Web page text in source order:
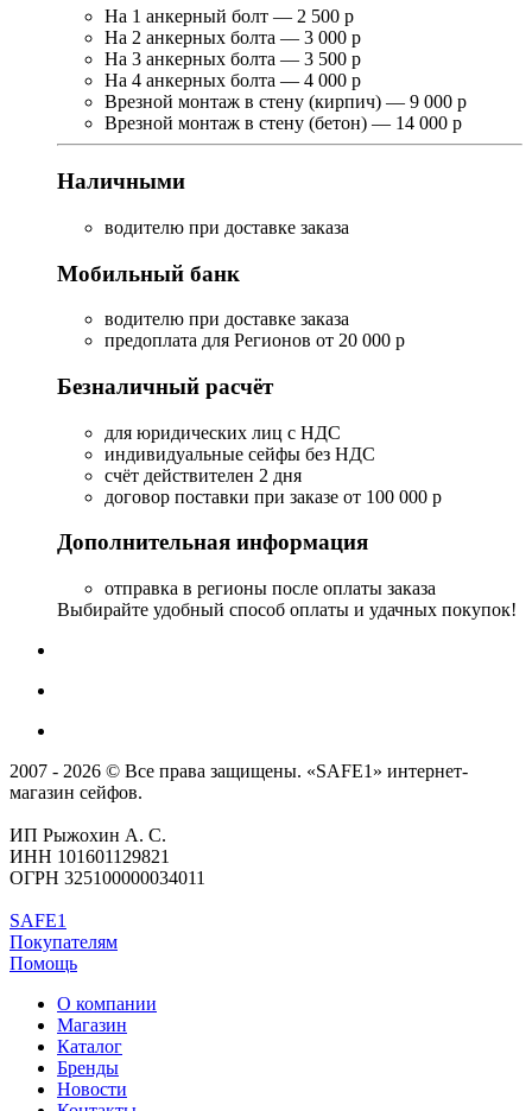
На 1 анкерный болт — 2 500 р
На 2 анкерных болта — 3 000 р
На 3 анкерных болта — 3 500 р
На 4 анкерных болта — 4 000 р
Врезной монтаж в стену (кирпич) — 9 000 р
Врезной монтаж в стену (бетон) — 14 000 р
Наличными
водителю при доставке заказа
Мобильный банк
водителю при доставке заказа
предоплата для Регионов от 20 000 р
Безналичный расчёт
для юридических лиц с НДС
индивидуальные сейфы без НДС
счёт действителен 2 дня
договор поставки при заказе от 100 000 р
Дополнительная информация
отправка в регионы после оплаты заказа
Выбирайте удобный способ оплаты и удачных покупок!
2007 - 2026 © Все права защищены. «SAFE1» интернет-
магазин сейфов.
ИП Рыжохин А. С.
ИНН 101601129821
ОГРН 325100000034011
SAFE1
Покупателям
Помощь
О компании
Магазин
Каталог
Бренды
Новости